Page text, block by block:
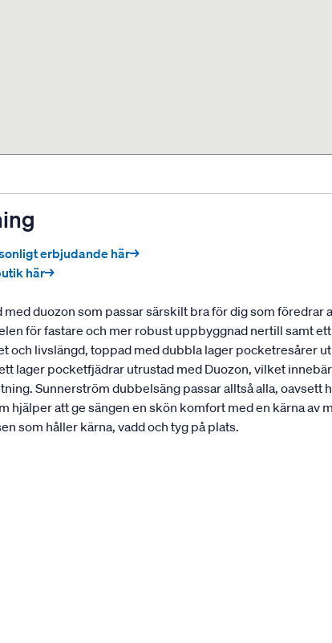
erbjudande här→
här→
duozon som passar särskilt bra för dig som
för fastare och mer robust uppbyggnad nertill samt
och livslängd, toppad med dubbla lager pocketresårer
lager pocketfjädrar utrustad med Duozon, vilket
Sunnerström dubbelsäng passar alltså alla,
hjälper att ge sängen en skön komfort med en kärna
som håller kärna, vadd och tyg på plats.